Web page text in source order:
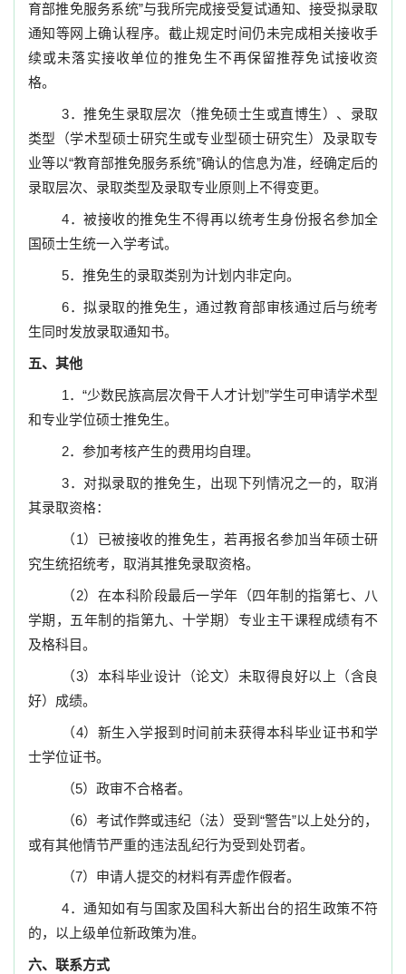
育部推免服务系统”与我所完成接受复试通知、接受拟录取
通知等网上确认程序。截止规定时间仍未完成相关接收手
续或未落实接收单位的推免生不再保留推荐免试接收资
格。
3． 推免生录取层次（推免硕士生或直博生）、录取
类型（学术型硕士研究生或专业型硕士研究生）及录取专
业等以“教育部推免服务系统”确认的信息为准，经确定后的
录取层次、录取类型及录取专业原则上不得变更。
4． 被接收的推免生不得再以统考生身份报名参加全
国硕士生统一入学考试。
5． 推免生的录取类别为计划内非定向。
6． 拟录取的推免生，通过教育部审核通过后与统考
生同时发放录取通知书。
五、其他
1．“少数民族高层次骨干人才计划 ”学生可申请学术型
和专业学位硕士推免生。
2．参加考核产生的费用均自理。
3． 对拟录取的推免生，出现下列情况之一的，取消
其录取资格：
（1）已被接收的推免生，若再报名参加当年硕士研
究生统招统考，取消其推免录取资格。
（2）在本科阶段最后一学年（四年制的指第七、八
学期，五年制的指第九、十学期）专业主干课程成绩有不
及格科目。
（3）本科毕业设计（论文）未取得良好以上（含良
好）成绩。
（4）新生入学报到时间前未获得本科毕业证书和学
士学位证书。
（5）政审不合格者。
（6）考试作弊或违纪（法）受到“警告”以上处分的，
或有其他情节严重的违法乱纪行为受到处罚者。
（7）申请人提交的材料有弄虚作假者。
4． 通知如有与国家及国科大新出台的招生政策不符
的，以上级单位新政策为准。
六、联系方式